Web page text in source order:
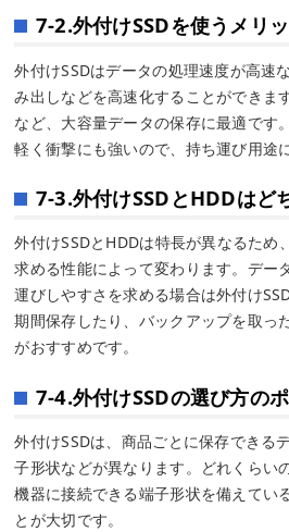
7-2.外付けSSDを使うメリ
外付けSSDはデータの処理速度が高速
み出しなどを高速化することができま
など、大容量データの保存に最適です
軽く衝撃にも強いので、持ち運び用途
7-3.外付けSSDとHDDはど
外付けSSDとHDDは特長が異なるため
求める性能によって変わります。デー
運びしやすさを求める場合は外付け
期間保存したり、バックアップを取っ
がおすすめです。
7-4.外付けSSDの選び方の
外付けSSDは、商品ごとに保存できる
子形状などが異なります。どれくらい
機器に接続できる端子形状を備えてい
とが大切です。